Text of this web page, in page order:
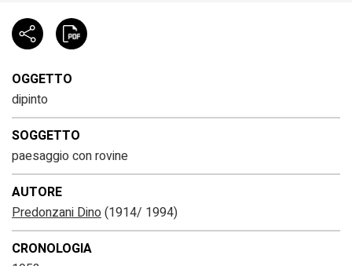
OGGETTO
dipinto
SOGGETTO
paesaggio con rovine
AUTORE
Predonzani Dino(1914/ 1994)
CRONOLOGIA